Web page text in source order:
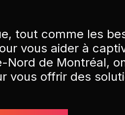
tout comme les
vous aider à
de Montréal,
vous offrir des